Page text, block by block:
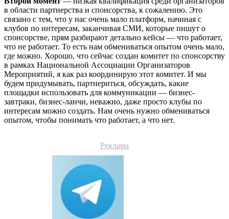
в области партнерства и спонсорства, к сожалению. Это
связано с тем, что у нас очень мало платформ, начиная с
клубов по интересам, заканчивая СМИ, которые пишут о
спонсорстве, прям разбирают детально кейсы — что работает,
что не работает. То есть нам обмениваться опытом очень мало,
где можно. Хорошо, что сейчас создан комитет по спонсорству
в рамках Национальной Ассоциации Организаторов
Мероприятий, я как раз координирую этот комитет. И мы
будем придумывать, партнериться, обсуждать, какие
площадки использовать для коммуникации — бизнес-
завтраки, бизнес-ланчи, неважно, даже просто клубы по
интересам можно создать. Нам очень нужно обмениваться
опытом, чтобы понимать что работает, а что нет.
Реклама